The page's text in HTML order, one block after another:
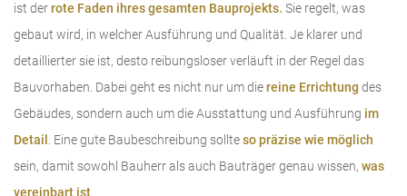
ist derrote Faden ihres gesamten Bauprojekts. Sie regelt, was
gebaut wird, in welcher Ausführung und Qualität. Je klarer und
detaillierter sie ist, desto reibungsloser verläuft in der Regel das
Bauvorhaben. Dabei geht es nicht nur um diereine Errichtung des
Gebäudes, sondern auch um die Ausstattung und Ausführung im
Detail
. Eine gute Baubeschreibung sollteso präzise wie möglich
sein, damit sowohl Bauherr als auch Bauträger genau wissen, was
vereinbart ist